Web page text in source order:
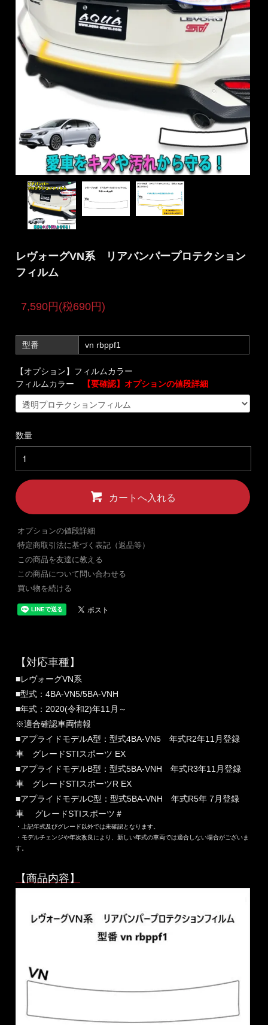
レヴォーグVN系 リアバンパープロテクション
フィルム
7,590円(税690円)
型番 vn rbppf1
【オプション】フィルムカラー
フィルムカラー
【要確認】オプションの値段詳細
数量
カートへ入れる
オプションの値段詳細
特定商取引法に基づく表記（返品等）
この商品を友達に教える
この商品について問い合わせる
買い物を続ける
【対応車種】
■レヴォーグVN系
■型式：4BA-VN5/5BA-VNH
■年式：2020(令和2)年11月～
※適合確認車両情報
■アプライドモデルA型：型式4BA-VN5 年式R2年11月登録
車 グレードSTIスポーツ EX
■アプライドモデルB型：型式5BA-VNH 年式R3年11月登録
車 グレードSTIスポーツR EX
■アプライドモデルC型：型式5BA-VNH 年式R5年 7月登録
車 グレードSTIスポーツ＃
・上記年式及びグレード以外では未確認となります。
・モデルチェンジや年次改良により、新しい年式の車両では適合しない場合がございま
す。
【商品内容】